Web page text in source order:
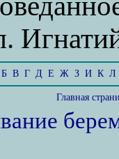
Б В Г Д Е Ж З И К Л
Главная